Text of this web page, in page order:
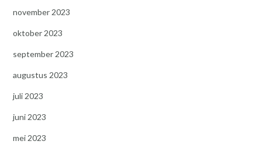
november 2023
oktober 2023
september 2023
augustus 2023
juli 2023
juni 2023
mei 2023